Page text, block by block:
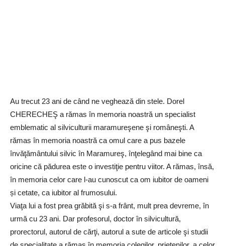
Au trecut 23 ani de când ne veghează din stele. Dorel
CHERECHEŞ a rămas în memoria noastră un specialist
emblematic al silviculturii maramureşene şi româneşti. A
rămas în memoria noastră ca omul care a pus bazele
învăţământului silvic în Maramureş, înţelegând mai bine ca
oricine că pădurea este o investiţie pentru viitor. A rămas, însă,
în memoria celor care l-au cunoscut ca om iubitor de oameni
și cetate, ca iubitor al frumosului.
Viaţa lui a fost prea grăbită şi s-a frânt, mult prea devreme, în
urmă cu 23 ani. Dar profesorul, doctor în silvicultură,
prorectorul, autorul de cărţi, autorul a sute de articole şi studii